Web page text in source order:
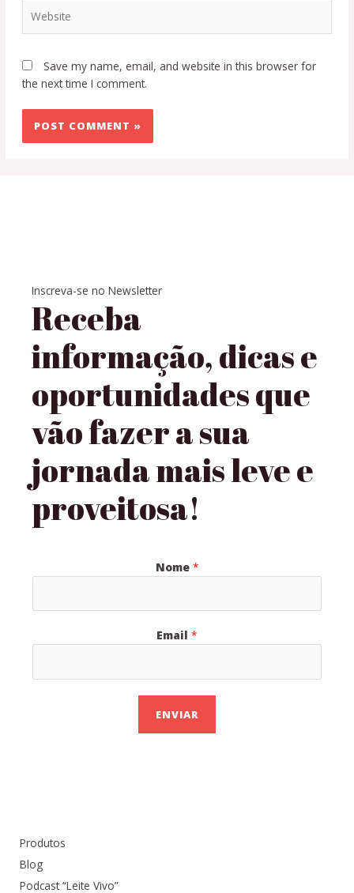
Save my name, email, and website in this browser for
the next time I comment.
Inscreva-se no Newsletter
Receba
informação, dicas e
oportunidades que
vão fazer a sua
jornada mais leve e
proveitosa!
Nome *
Email *
ENVIAR
Produtos
Blog
Podcast “Leite Vivo”